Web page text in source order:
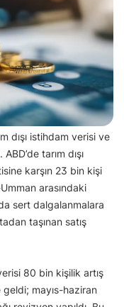
dışı istihdam verisi ve
tarım dışı
karşın 23 bin kişi
arasındaki
sert dalgalanmalara
taşınan satış
80 bin kişilik artış
mayıs-haziran